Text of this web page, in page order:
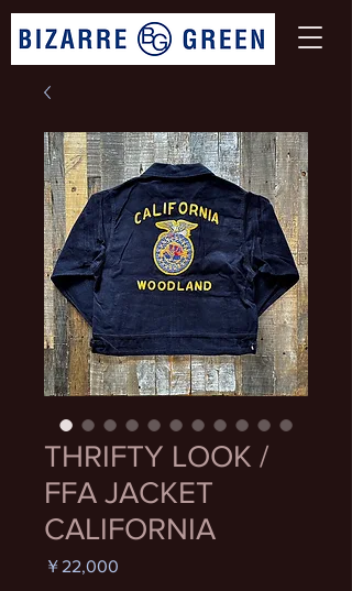
THRIFTY LOOK /
FFA JACKET
CALIFORNIA
￥22,000